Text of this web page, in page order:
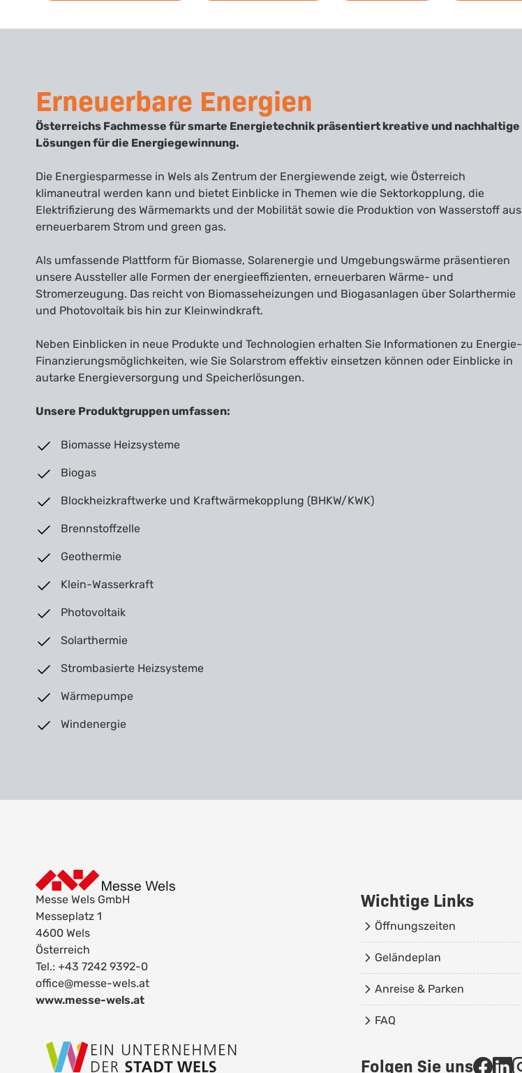
Erneuerbare Energien
Österreichs Fachmesse für smarte Energietechnik präsentiert kreative und nachhaltige
Lösungen für die Energiegewinnung.
Die Energiesparmesse in Wels als Zentrum der Energiewende zeigt, wie Österreich
klimaneutral werden kann und bietet Einblicke in Themen wie die Sektorkopplung, die
Elektrifizierung des Wärmemarkts und der Mobilität sowie die Produktion von Wasserstoff aus
erneuerbarem Strom und green gas.
Als umfassende Plattform für Biomasse, Solarenergie und Umgebungswärme präsentieren
unsere Aussteller alle Formen der energieeffizienten, erneuerbaren Wärme- und
Stromerzeugung. Das reicht von Biomasseheizungen und Biogasanlagen über Solarthermie
und Photovoltaik bis hin zur Kleinwindkraft.
Neben Einblicken in neue Produkte und Technologien erhalten Sie Informationen zu Energie-
Finanzierungsmöglichkeiten, wie Sie Solarstrom effektiv einsetzen können oder Einblicke in
autarke Energieversorgung und Speicherlösungen.
Unsere Produktgruppen umfassen:
Biomasse Heizsysteme
Biogas
Blockheizkraftwerke und Kraftwärmekopplung (BHKW/KWK)
Brennstoffzelle
Geothermie
Klein-Wasserkraft
Photovoltaik
Solarthermie
Strombasierte Heizsysteme
Wärmepumpe
Windenergie
Messe Wels GmbH
Messeplatz 1
4600 Wels
Österreich
Tel.: +43 7242 9392-0
office@messe-wels.at
www.messe-wels.at
Wichtige Links
Öffnungszeiten
Geländeplan
Anreise & Parken
FAQ
Folgen Sie uns